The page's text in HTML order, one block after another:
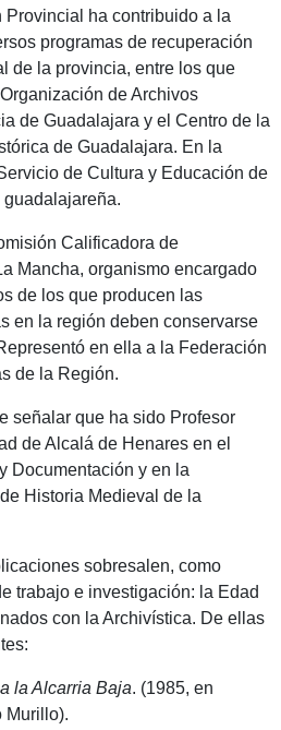
Provincial ha contribuido a la
programas de recuperación
de la provincia, entre los que
de Archivos
de Guadalajara y el Centro de la
de Guadalajara. En la
de Cultura y Educación de
Calificadora de
Mancha, organismo encargado
de los que producen las
en la región deben conservarse
en ella a la Federación
de la Región.
señalar que ha sido Profesor
de Alcalá de Henares en el
Documentación y en la
Historia Medieval de la
sobresalen, como
trabajo e investigación: la Edad
con la Archivística. De ellas
la Alcarria Baja. (1985, en
Murillo).